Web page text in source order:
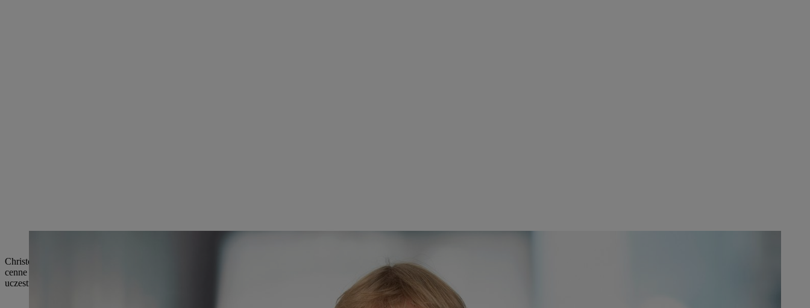
Christoph Hiller von Gaertringen wyjaśnia: „Gminy mają ogromny potencjał, aby zwiększyć bioróżnorodność swoich terenów. Dzięki naszemu projektowi możemy zyskać
cenne informacje na temat tego, w jaki sposób potencjał ten można jeszcze skuteczniej wykorzystać poprzez modyfikacje produktów, nowe aplikacje lub usługi”. W projekcie
uczestniczą jako partnerzy praktyczni trzy gminy: Losheim am See w Saarze, Pirmasens w Nadrenii-Palatynacie oraz Waiblingen w Badenii-Wirtembergii.